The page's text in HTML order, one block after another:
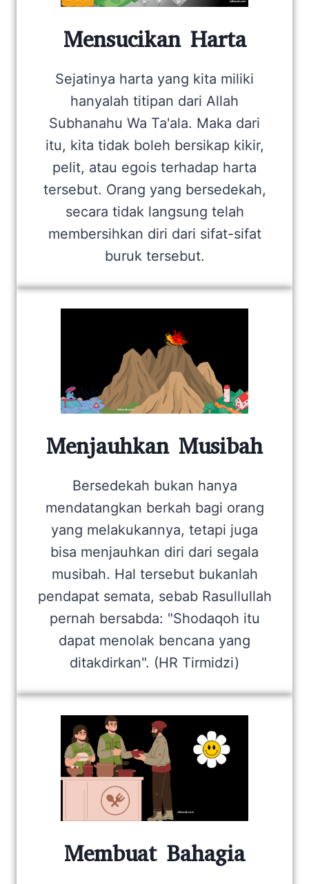
Mensucikan Harta
Sejatinya harta yang kita miliki
hanyalah titipan dari Allah
Subhanahu Wa Ta'ala. Maka dari
itu, kita tidak boleh bersikap kikir,
pelit, atau egois terhadap harta
tersebut. Orang yang bersedekah,
secara tidak langsung telah
membersihkan diri dari sifat-sifat
buruk tersebut.
Menjauhkan Musibah
Bersedekah bukan hanya
mendatangkan berkah bagi orang
yang melakukannya, tetapi juga
bisa menjauhkan diri dari segala
musibah. Hal tersebut bukanlah
pendapat semata, sebab Rasullullah
pernah bersabda: "Shodaqoh itu
dapat menolak bencana yang
ditakdirkan". (HR Tirmidzi)
Membuat Bahagia